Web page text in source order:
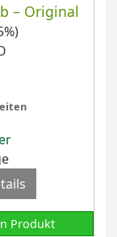
– Original
Produkt